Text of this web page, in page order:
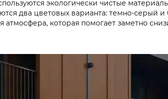
экологически чистые
два цветовых варианта: темно-
атмосфера, которая помогает заметно